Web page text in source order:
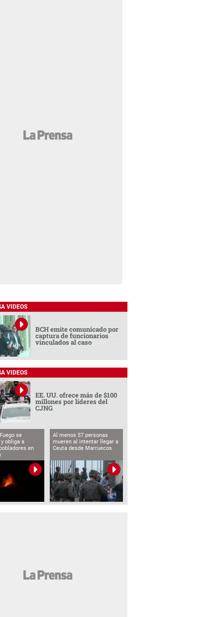
VIDEOS
BCH emite comunicado por
captura de funcionarios
vinculados al caso
VIDEOS
EE. UU. ofrece más de $100
millones por líderes del
CJNG
se
obliga a
en
Al menos 57 personas
mueren al intentar llegar a
Ceuta desde Marruecos